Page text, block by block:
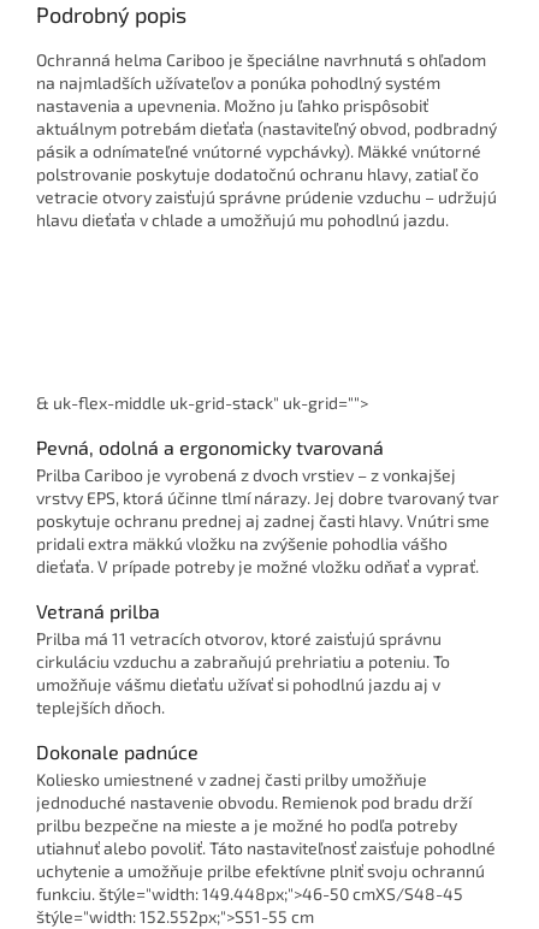
Podrobný popis
Ochranná helma Cariboo je špeciálne navrhnutá s ohľadom
na najmladších užívateľov a ponúka pohodlný systém
nastavenia a upevnenia. Možno ju ľahko prispôsobiť
aktuálnym potrebám dieťaťa (nastaviteľný obvod, podbradný
pásik a odnímateľné vnútorné vypchávky). Mäkké vnútorné
polstrovanie poskytuje dodatočnú ochranu hlavy, zatiaľ čo
vetracie otvory zaisťujú správne prúdenie vzduchu – udržujú
hlavu dieťaťa v chlade a umožňujú mu pohodlnú jazdu.
& uk-flex-middle uk-grid-stack" uk-grid="">
Pevná, odolná a ergonomicky tvarovaná
Prilba Cariboo je vyrobená z dvoch vrstiev – z vonkajšej
vrstvy EPS, ktorá účinne tlmí nárazy. Jej dobre tvarovaný tvar
poskytuje ochranu prednej aj zadnej časti hlavy. Vnútri sme
pridali extra mäkkú vložku na zvýšenie pohodlia vášho
dieťaťa. V prípade potreby je možné vložku odňať a vyprať.
Vetraná prilba
Prilba má 11 vetracích otvorov, ktoré zaisťujú správnu
cirkuláciu vzduchu a zabraňujú prehriatiu a poteniu. To
umožňuje vášmu dieťaťu užívať si pohodlnú jazdu aj v
teplejších dňoch.
Dokonale padnúce
Koliesko umiestnené v zadnej časti prilby umožňuje
jednoduché nastavenie obvodu. Remienok pod bradu drží
prilbu bezpečne na mieste a je možné ho podľa potreby
utiahnuť alebo povoliť. Táto nastaviteľnosť zaisťuje pohodlné
uchytenie a umožňuje prilbe efektívne plniť svoju ochrannú
funkciu. štýle="width: 149.448px;">46-50 cmXS/S48-45
štýle="width: 152.552px;">S51-55 cm